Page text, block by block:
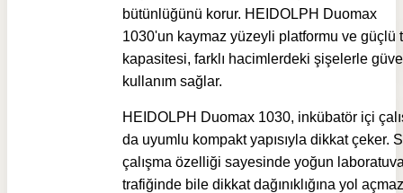
bütünlüğünü korur. HEIDOLPH Duomax
1030'un kaymaz yüzeyli platformu ve güçlü
kapasitesi, farklı hacimlerdeki şişelerle
kullanım sağlar.
HEIDOLPH Duomax 1030, inkübatör içi
da uyumlu kompakt yapısıyla dikkat çeker.
çalışma özelliği sayesinde yoğun
trafiğinde bile dikkat dağınıklığına yol